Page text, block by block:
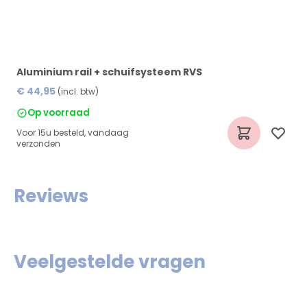
Aluminium rail + schuifsysteem RVS
€ 44,95 (incl. btw)
Op voorraad
Voor 15u besteld, vandaag
verzonden
Reviews
Veelgestelde vragen